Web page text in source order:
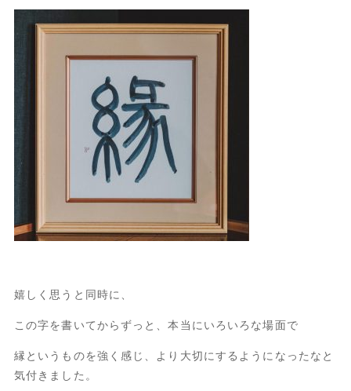
嬉しく思うと同時に、
この字を書いてからずっと、本当にいろいろな場面で
縁というものを強く感じ、より大切にするようになったなと
気付きました。